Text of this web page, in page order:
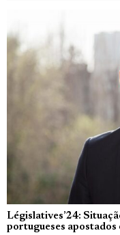
Législatives’24:
portugueses apostados